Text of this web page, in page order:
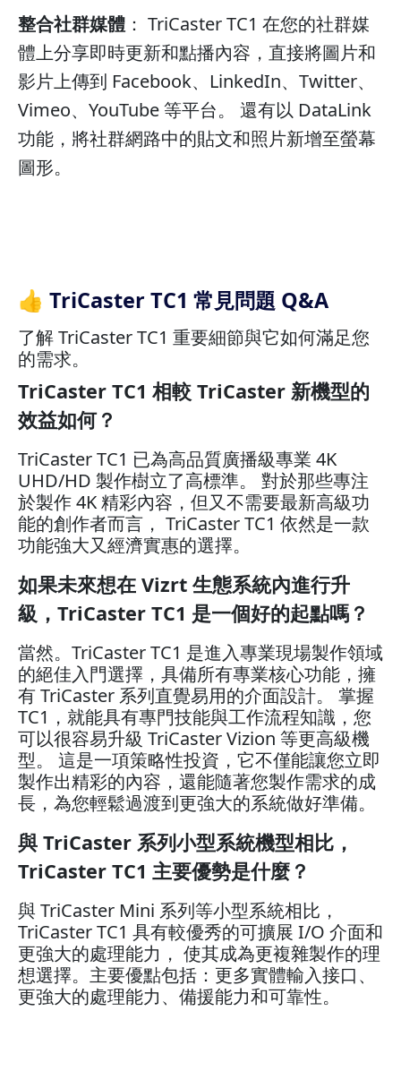
整合社群媒體 ： TriCaster TC1 在您的社群媒
體上分享即時更新和點播內容，直接將圖片和
影片上傳到 Facebook、LinkedIn、Twitter、
Vimeo、YouTube 等平台。 還有以 DataLink
功能，將社群網路中的貼文和照片新增至螢幕
圖形。
👍 TriCaster TC1 常見問題 Q&A
了解 TriCaster TC1 重要細節與它如何滿足您
的需求。
TriCaster TC1 相較 TriCaster 新機型的
效益如何？
TriCaster TC1 已為高品質廣播級專業 4K
UHD/HD 製作樹立了高標準。 對於那些專注
於製作 4K 精彩內容，但又不需要最新高級功
能的創作者而言， TriCaster TC1 依然是一款
功能強大又經濟實惠的選擇。
如果未來想在 Vizrt 生態系統內進行升
級，TriCaster TC1 是一個好的起點嗎？
當然。TriCaster TC1 是進入專業現場製作領域
的絕佳入門選擇，具備所有專業核心功能，擁
有 TriCaster 系列直覺易用的介面設計。 掌握
TC1，就能具有專門技能與工作流程知識，您
可以很容易升級 TriCaster Vizion 等更高級機
型。 這是一項策略性投資，它不僅能讓您立即
製作出精彩的內容，還能隨著您製作需求的成
長，為您輕鬆過渡到更強大的系統做好準備。
與 TriCaster 系列小型系統機型相比，
TriCaster TC1 主要優勢是什麼？
與 TriCaster Mini 系列等小型系統相比，
TriCaster TC1 具有較優秀的可擴展 I/O 介面和
更強大的處理能力， 使其成為更複雜製作的理
想選擇。主要優點包括：更多實體輸入接口、
更強大的處理能力、備援能力和可靠性。